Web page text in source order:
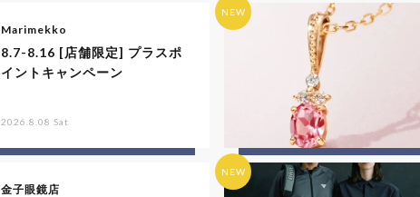
Marimekko
8.7-8.16 [店舗限定] プラスポ
イントキャンペーン
2026.8.08 Sat
NEW
金子眼鏡店
NEW